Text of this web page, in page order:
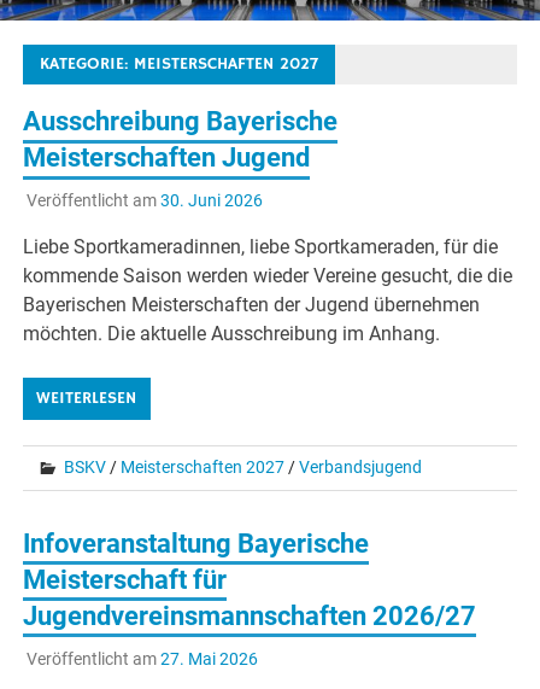
KATEGORIE: MEISTERSCHAFTEN 2027
Ausschreibung Bayerische
Meisterschaften Jugend
Veröffentlicht am30. Juni 2026
Liebe Sportkameradinnen, liebe Sportkameraden, für die
kommende Saison werden wieder Vereine gesucht, die die
Bayerischen Meisterschaften der Jugend übernehmen
möchten. Die aktuelle Ausschreibung im Anhang.
WEITERLESEN
BSKV/ Meisterschaften 2027/Verbandsjugend
Infoveranstaltung Bayerische
Meisterschaft für
Jugendvereinsmannschaften 2026/27
Veröffentlicht am27. Mai 2026